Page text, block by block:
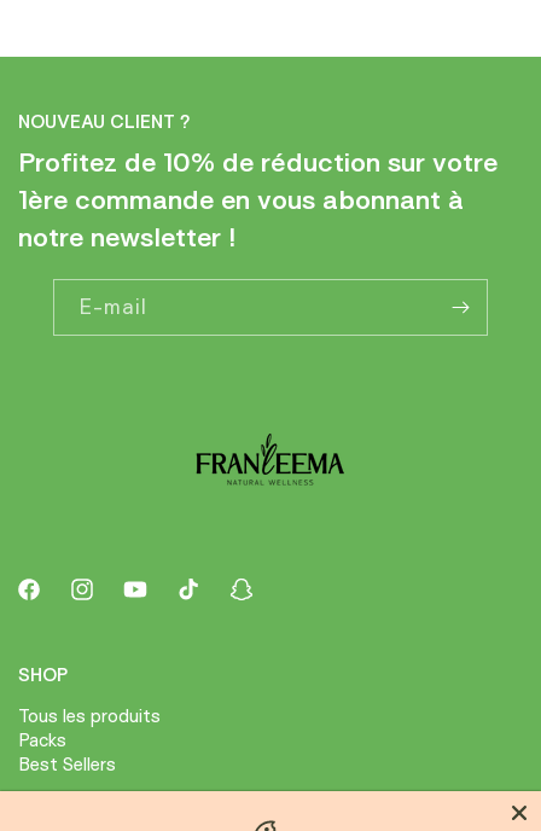
NOUVEAU CLIENT ?
Profitez de 10% de réduction sur votre
1ère commande en vous abonnant à
notre newsletter !
E-mail
FacebookInstagramYouTubeTikTok Snapchat
SHOP
Tous les produits
Packs
Best Sellers